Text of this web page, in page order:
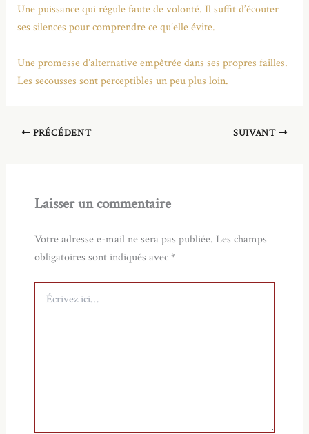
Une puissance qui régule faute de volonté. Il suffit d’écouter
ses silences pour comprendre ce qu’elle évite.
Une promesse d’alternative empêtrée dans ses propres failles.
Les secousses sont perceptibles un peu plus loin.
PRÉCÉDENT SUIVANT
Laisser un commentaire
Votre adresse e-mail ne sera pas publiée. Les champs
obligatoires sont indiqués avec*
ici…